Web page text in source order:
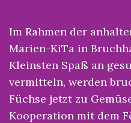
Im Rahmen der
Marien-KiTa in
Kleinsten Spaß an
vermitteln, werden
Füchse jetzt zu
Kooperation mit dem